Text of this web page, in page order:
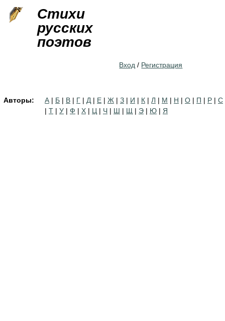
Стихи
русских
поэтов
Вход / Регистрация
Авторы: А | Б | В | Г | Д | Е | Ж | З | И | К | Л | М | Н | О | П | Р | С
| Т | У | Ф | Х | Ц | Ч | Ш | Щ | Э | Ю | Я